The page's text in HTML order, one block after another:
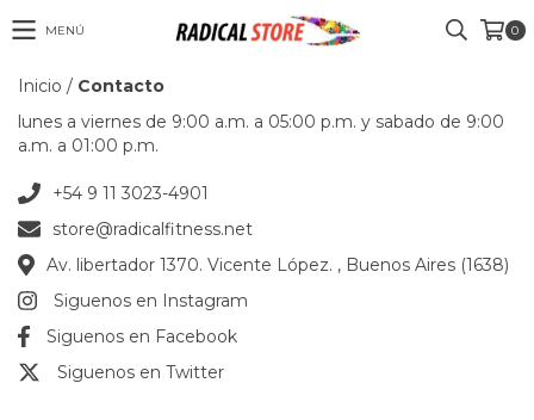
MENÚ 0
Inicio / Contacto
lunes a viernes de 9:00 a.m. a 05:00 p.m. y sabado de 9:00
a.m. a 01:00 p.m.
+54 9 11 3023-4901
store@radicalfitness.net
Av. libertador 1370. Vicente López. , Buenos Aires (1638)
Siguenos en Instagram
Siguenos en Facebook
Siguenos en Twitter